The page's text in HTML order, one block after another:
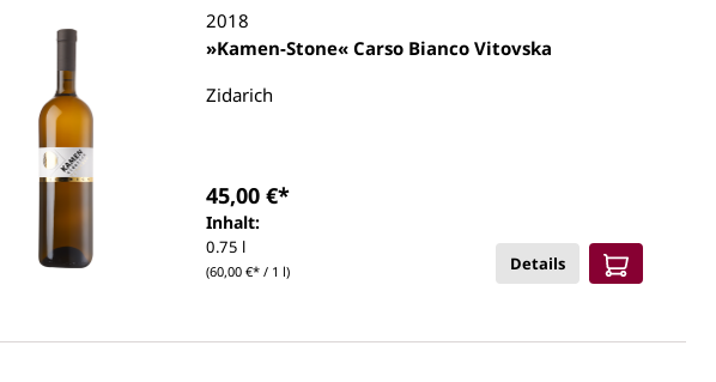
2018
»Kamen-Stone« Carso Bianco Vitovska
Zidarich
Inhalt:
0.75 l
(60,00 €* / 1 l)
45,00 €*
Details